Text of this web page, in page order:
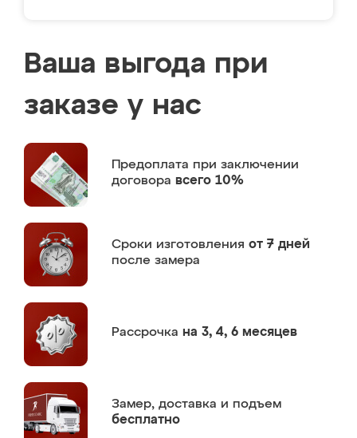
Ваша выгода при
заказе у нас
Предоплата при заключении
договора всего 10%
Сроки изготовления от 7 дней
после замера
Рассрочка на 3, 4, 6 месяцев
Замер, доставка и подъем
бесплатно